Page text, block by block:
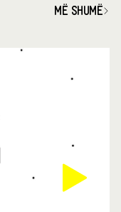
MË SHUMË